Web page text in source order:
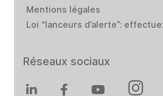
Mentions légales
Loi “lanceurs d’alerte”:
Réseaux sociaux